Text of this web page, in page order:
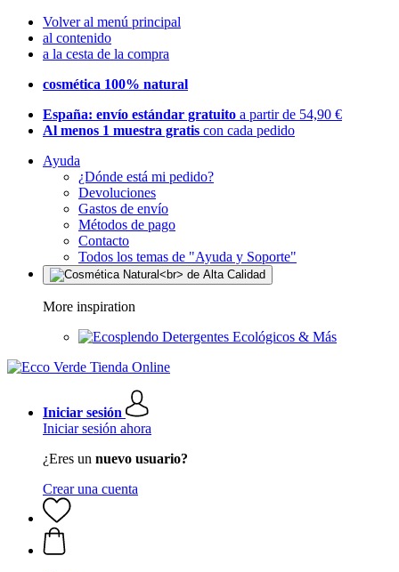
Volver al menú principal
al contenido
a la cesta de la compra
cosmética 100% natural
España: envío estándar gratuito a partir de 54,90 €
Al menos 1 muestra gratis con cada pedido
Ayuda
¿Dónde está mi pedido?
Devoluciones
Gastos de envío
Métodos de pago
Contacto
Todos los temas de "Ayuda y Soporte"
More inspiration
Detergentes Ecológicos & Más
Iniciar sesión
Iniciar sesión ahora
¿Eres un nuevo usuario?
Crear una cuenta